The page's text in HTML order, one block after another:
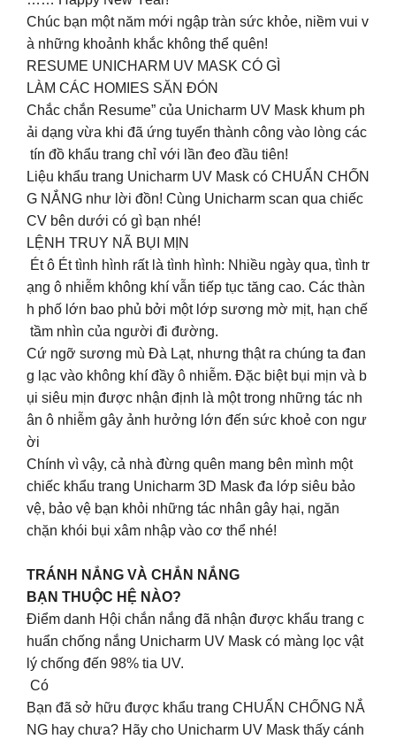
Chúc bạn một năm mới ngập tràn sức khỏe, niềm vui v
à những khoảnh khắc không thể quên!
RESUME UNICHARM UV MASK CÓ GÌ
LÀM CÁC HOMIES SĂN ĐÓN
Chắc chắn Resume” của Unicharm UV Mask khum ph
ải dạng vừa khi đã ứng tuyển thành công vào lòng các
tín đồ khẩu trang chỉ với lần đeo đầu tiên!
Liệu khẩu trang Unicharm UV Mask có CHUẨN CHỐN
G NẮNG như lời đồn! Cùng Unicharm scan qua chiếc
CV bên dưới có gì bạn nhé!
LỆNH TRUY NÃ BỤI MỊN
Ét ô Ét tình hình rất là tình hình: Nhiều ngày qua, tình tr
ạng ô nhiễm không khí vẫn tiếp tục tăng cao. Các thàn
h phố lớn bao phủ bởi một lớp sương mờ mịt, hạn chế
tầm nhìn của người đi đường.
Cứ ngỡ sương mù Đà Lạt, nhưng thật ra chúng ta đan
g lạc vào không khí đầy ô nhiễm. Đặc biệt bụi mịn và b
ụi siêu mịn được nhận định là một trong những tác nh
ân ô nhiễm gây ảnh hưởng lớn đến sức khoẻ con ngư
ời
Chính vì vậy, cả nhà đừng quên mang bên mình một
chiếc khẩu trang Unicharm 3D Mask đa lớp siêu bảo
vệ, bảo vệ bạn khỏi những tác nhân gây hại, ngăn
chặn khói bụi xâm nhập vào cơ thể nhé!
TRÁNH NẮNG VÀ CHẮN NẮNG
BẠN THUỘC HỆ NÀO?
Điểm danh Hội chắn nắng đã nhận được khẩu trang c
huẩn chống nắng Unicharm UV Mask có màng lọc vật
lý chống đến 98% tia UV.
Có
Bạn đã sở hữu được khẩu trang CHUẨN CHỐNG NẮ
NG hay chưa? Hãy cho Unicharm UV Mask thấy cánh